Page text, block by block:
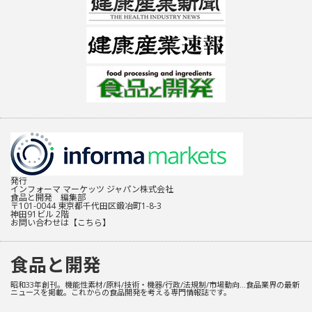
発行
インフォーマ マーケッツ ジャパン株式会社
食品と開発 編集部
〒101-0044 東京都千代田区鍛冶町1-8-3
神田91ビル 2階
お問い合わせは 【こちら】
食品と開発
昭和33年創刊。機能性素材/原料/技術・機器/行政/法規制/市場動向…食品業界の最新
ニュースを掲載。これからの食品開発を考える専門情報誌です。